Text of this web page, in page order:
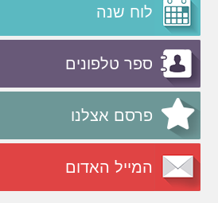
לוח שנה
ספר טלפונים
פרסם אצלנו
המייל האדום